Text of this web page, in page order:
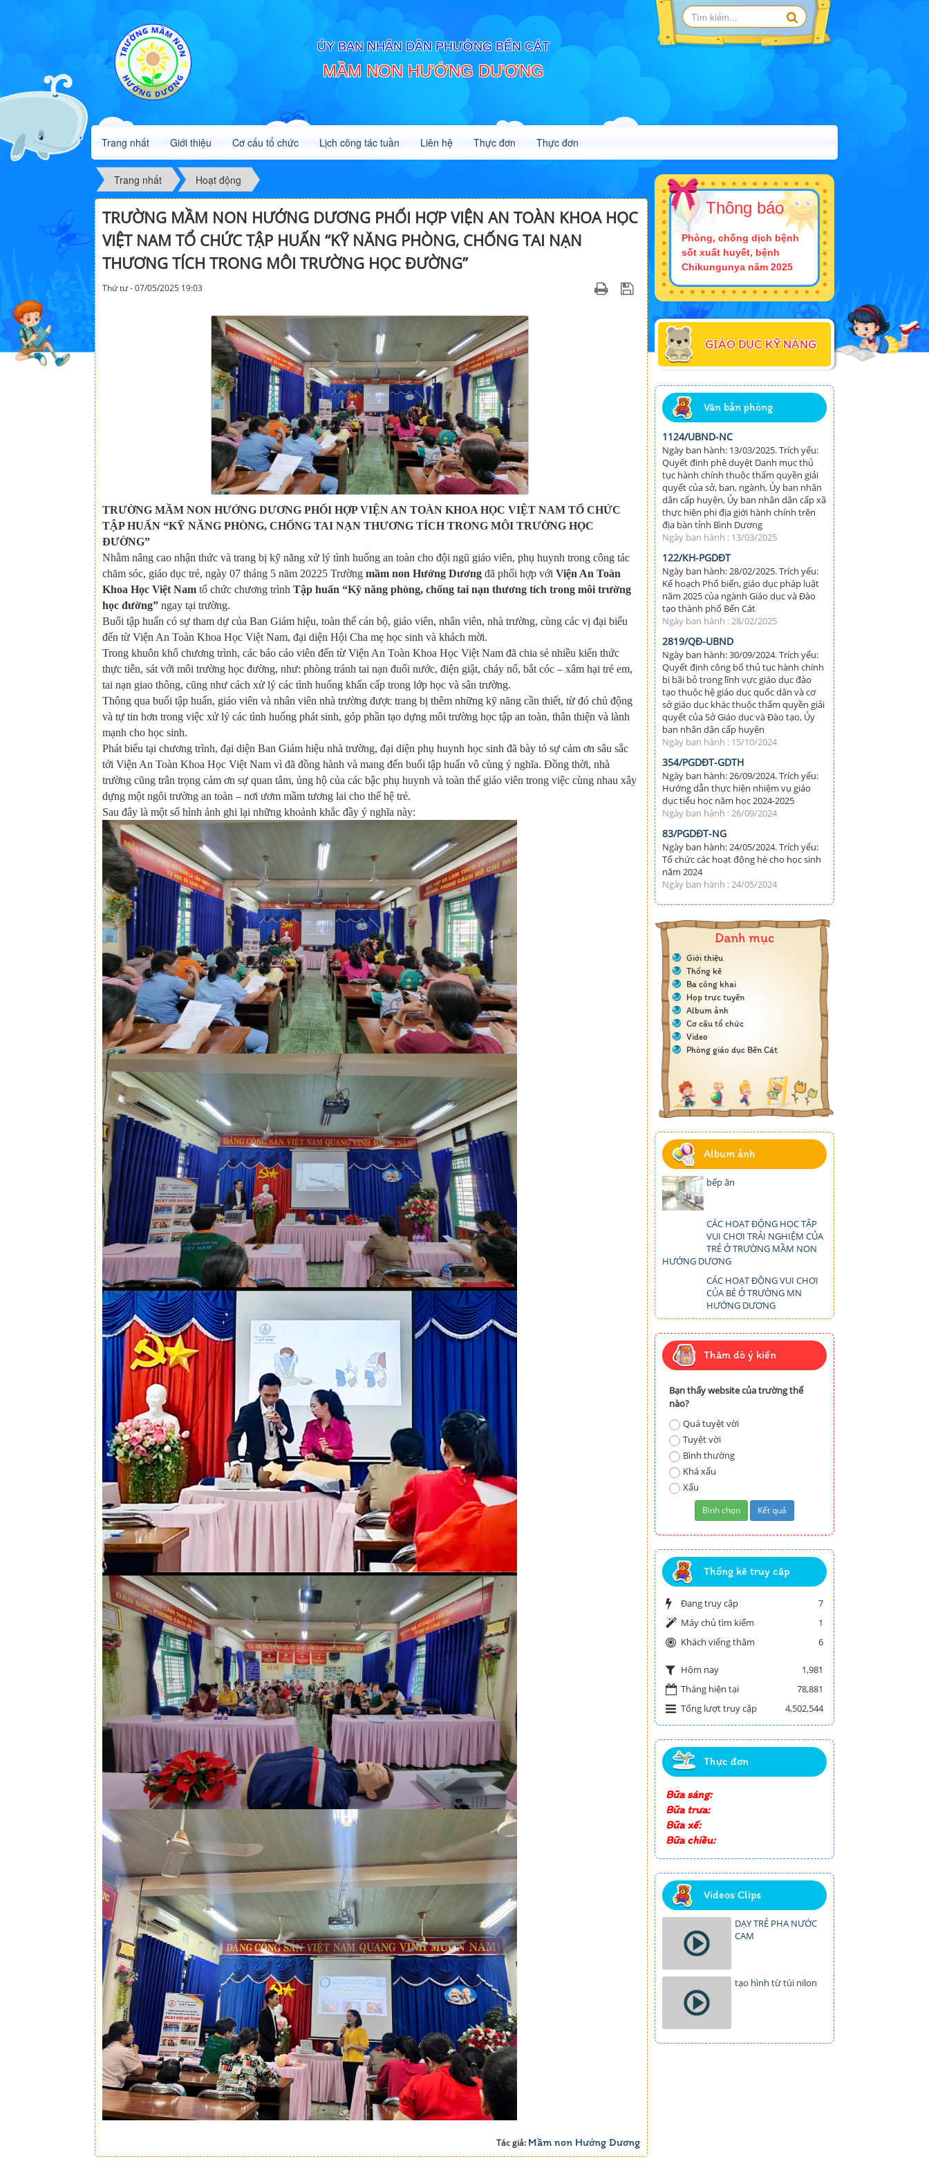
ỦY BAN NHÂN DÂN PHƯỜNG BẾN CÁT
MẦM NON HƯỚNG DƯƠNG
Trang nhất Giới thiệu Cơ cấu tổ chức Lịch công tác tuần Liên hệ Thực đơn Thực đơn
Trang nhất Hoạt động
TRƯỜNG MẦM NON HƯỚNG DƯƠNG PHỐI HỢP VIỆN AN TOÀN KHOA HỌC
VIỆT NAM TỔ CHỨC TẬP HUẤN “KỸ NĂNG PHÒNG, CHỐNG TAI NẠN
THƯƠNG TÍCH TRONG MÔI TRƯỜNG HỌC ĐƯỜNG”
Thứ tư - 07/05/2025 19:03
TRƯỜNG MẦM NON HƯỚNG DƯƠNG PHỐI HỢP VIỆN AN TOÀN KHOA HỌC VIỆT NAM TỔ CHỨC
TẬP HUẤN “KỸ NĂNG PHÒNG, CHỐNG TAI NẠN THƯƠNG TÍCH TRONG MÔI TRƯỜNG HỌC
ĐƯỜNG”
Nhằm nâng cao nhận thức và trang bị kỹ năng xử lý tình huống an toàn cho đội ngũ giáo viên, phụ huynh trong công tác
chăm sóc, giáo dục trẻ, ngày 07 tháng 5 năm 20225 Trường mầm non Hướng Dương đã phối hợp với Viện An Toàn
Khoa Học Việt Nam tổ chức chương trình Tập huấn “Kỹ năng phòng, chống tai nạn thương tích trong môi trường
học đường” ngay tại trường.
Buổi tập huấn có sự tham dự của Ban Giám hiệu, toàn thể cán bộ, giáo viên, nhân viên, nhà trường, cùng các vị đại biểu
đến từ Viện An Toàn Khoa Học Việt Nam, đại diện Hội Cha mẹ học sinh và khách mời.
Trong khuôn khổ chương trình, các báo cáo viên đến từ Viện An Toàn Khoa Học Việt Nam đã chia sẻ nhiều kiến thức
thực tiễn, sát với môi trường học đường, như: phòng tránh tai nạn đuối nước, điện giật, cháy nổ, bắt cóc – xâm hại trẻ em,
tai nạn giao thông, cũng như cách xử lý các tình huống khẩn cấp trong lớp học và sân trường.
Thông qua buổi tập huấn, giáo viên và nhân viên nhà trường được trang bị thêm những kỹ năng cần thiết, từ đó chủ động
và tự tin hơn trong việc xử lý các tình huống phát sinh, góp phần tạo dựng môi trường học tập an toàn, thân thiện và lành
mạnh cho học sinh.
Phát biểu tại chương trình, đại diện Ban Giám hiệu nhà trường, đại diện phụ huynh học sinh đã bày tỏ sự cảm ơn sâu sắc
tới Viện An Toàn Khoa Học Việt Nam vì đã đồng hành và mang đến buổi tập huấn vô cùng ý nghĩa. Đồng thời, nhà
trường cũng trân trọng cảm ơn sự quan tâm, ủng hộ của các bậc phụ huynh và toàn thể giáo viên trong việc cùng nhau xây
dựng một ngôi trường an toàn – nơi ươm mầm tương lai cho thế hệ trẻ.
Sau đây là một số hình ảnh ghi lại những khoảnh khắc đầy ý nghĩa này:
Tác giả: Mầm non Hướng Dương
Thông báo
Phòng, chống dịch bệnh
sốt xuất huyết, bệnh
Chikungunya năm 2025
GIÁO DỤC KỸ NĂNG
Văn bản phòng
1124/UBND-NC
Ngày ban hành: 13/03/2025. Trích yếu:
Quyết đinh phê duyệt Danh mục thủ
tục hành chính thuộc thẩm quyền giải
quyết của sở, ban, ngành, Ủy ban nhân
dân cấp huyện, Ủy ban nhân dân cấp xã
thực hiện phi địa giới hành chính trên
địa bàn tỉnh Bình Dương
Ngày ban hành : 13/03/2025
122/KH-PGDĐT
Ngày ban hành: 28/02/2025. Trích yếu:
Kế hoạch Phổ biến, giáo dục pháp luật
năm 2025 của ngành Giáo dục và Đào
tạo thành phố Bến Cát
Ngày ban hành : 28/02/2025
2819/QĐ-UBND
Ngày ban hành: 30/09/2024. Trích yếu:
Quyết định công bố thủ tục hành chính
bị bãi bỏ trong lĩnh vực giáo dục đào
tạo thuộc hệ giáo dục quốc dân và cơ
sở giáo dục khác thuộc thẩm quyền giải
quyết của Sở Giáo dục và Đào tạo, Ủy
ban nhân dân cấp huyện
Ngày ban hành : 15/10/2024
354/PGDĐT-GDTH
Ngày ban hành: 26/09/2024. Trích yếu:
Hướng dẫn thực hiện nhiệm vụ giáo
dục tiểu học năm học 2024-2025
Ngày ban hành : 26/09/2024
83/PGDĐT-NG
Ngày ban hành: 24/05/2024. Trích yếu:
Tổ chức các hoạt động hè cho học sinh
năm 2024
Ngày ban hành : 24/05/2024
Danh mục
Giới thiệu
Thống kê
Ba công khai
Họp trực tuyến
Album ảnh
Cơ cấu tổ chức
Video
Phòng giáo dục Bến Cát
Album ảnh
bếp ăn
CÁC HOẠT ĐỘNG HỌC TẬP
VUI CHƠI TRẢI NGHIỆM CỦA
TRẺ Ở TRƯỜNG MẦM NON
HƯỚNG DƯƠNG
CÁC HOẠT ĐỘNG VUI CHƠI
CỦA BÉ Ở TRƯỜNG MN
HƯỚNG DƯƠNG
Thăm dò ý kiến
Bạn thấy website của trường thế
nào?
Quá tuyệt vời
Tuyệt vời
Bình thường
Khá xấu
Xấu
Thống kê truy cập
Đang truy cập
7
Máy chủ tìm kiếm
1
Khách viếng thăm
6
Hôm nay
1,981
Tháng hiện tại
78,881
Tổng lượt truy cập
4,502,544
Thực đơn
Bữa sáng:
Bữa trưa:
Bữa xế:
Bữa chiều:
Videos Clips
DẠY TRẺ PHA NƯỚC
CAM
tạo hình từ túi nilon